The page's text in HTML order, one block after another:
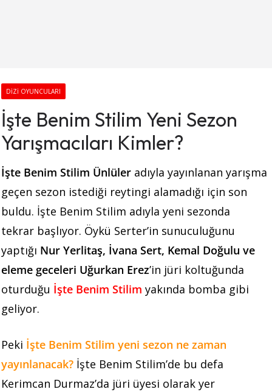
DIZI OYUNCULARI
İşte Benim Stilim Yeni Sezon
Yarışmacıları Kimler?
İşte Benim Stilim Ünlüler adıyla yayınlanan yarışma
geçen sezon istediği reytingi alamadığı için son
buldu. İşte Benim Stilim adıyla yeni sezonda
tekrar başlıyor. Öykü Serter’in sunuculuğunu
yaptığı Nur Yerlitaş, İvana Sert, Kemal Doğulu ve
eleme geceleri Uğurkan Erez’in jüri koltuğunda
oturduğu İşte Benim Stilim yakında bomba gibi
geliyor.
Peki İşte Benim Stilim yeni sezon ne zaman
yayınlanacak? İşte Benim Stilim’de bu defa
Kerimcan Durmaz’da jüri üyesi olarak yer